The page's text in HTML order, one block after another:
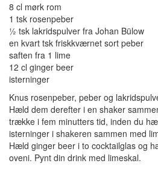
8 cl mørk rom
1 tsk rosenpeber
½ tsk lakridspulver fra Johan Bülow
en kvart tsk friskkværnet sort peber
saften fra 1 lime
12 cl ginger beer
isterninger
Knus rosenpeber, peber og
Hæld dem derefter i en shaker
trække i fem minutters tid, inden du
isterninger i shakeren sammen med
Hæld ginger beer i to cocktailglas og
oveni. Pynt din drink med limeskal.